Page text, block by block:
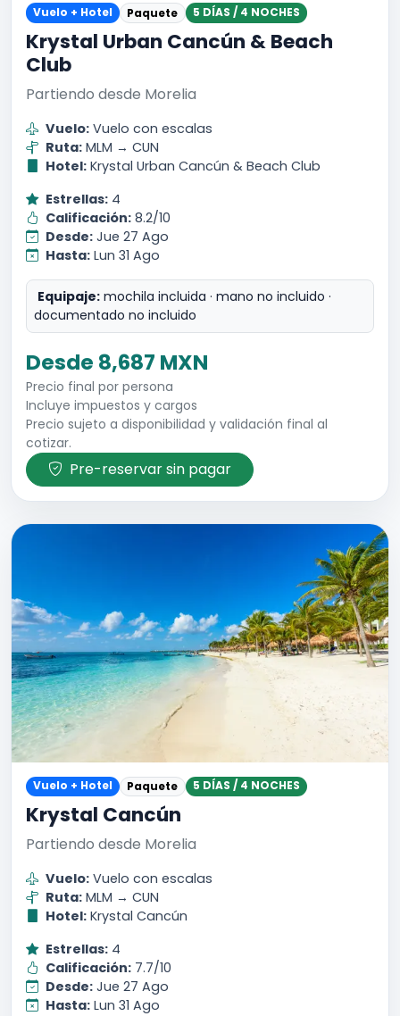
Vuelo + Hotel Paquete 5 DÍAS / 4 NOCHES
Krystal Urban Cancún & Beach
Club
Partiendo desde Morelia
Vuelo: Vuelo con escalas
Ruta: MLM → CUN
Hotel: Krystal Urban Cancún & Beach Club
Estrellas: 4
Calificación: 8.2/10
Desde: Jue 27 Ago
Hasta: Lun 31 Ago
Equipaje: mochila incluida · mano no incluido ·
documentado no incluido
Desde 8,687 MXN
Precio final por persona
Incluye impuestos y cargos
Precio sujeto a disponibilidad y validación final al
cotizar.
Pre-reservar sin pagar
Vuelo + Hotel Paquete 5 DÍAS / 4 NOCHES
Krystal Cancún
Partiendo desde Morelia
Vuelo: Vuelo con escalas
Ruta: MLM → CUN
Hotel: Krystal Cancún
Estrellas: 4
Calificación: 7.7/10
Desde: Jue 27 Ago
Hasta: Lun 31 Ago